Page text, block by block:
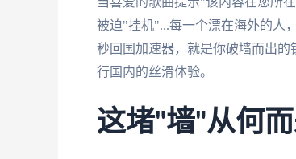
被迫"挂机"...每一个漂在海外的人
秒回国加速器，就是你破墙而出
行国内的丝滑体验。
这堵"墙"从何而